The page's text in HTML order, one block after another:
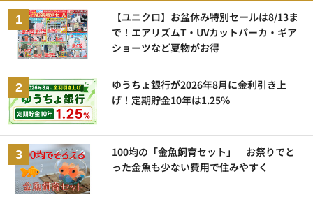
【ユニクロ】お盆休み特別セールは8/13ま
で！エアリズムT・UVカットパーカ・ギア
ショーツなど夏物がお得
ゆうちょ銀行が2026年8月に金利引き上
げ！定期貯金10年は1.25%
100均の「金魚飼育セット」 お祭りでと
った金魚も少ない費用で住みやすく